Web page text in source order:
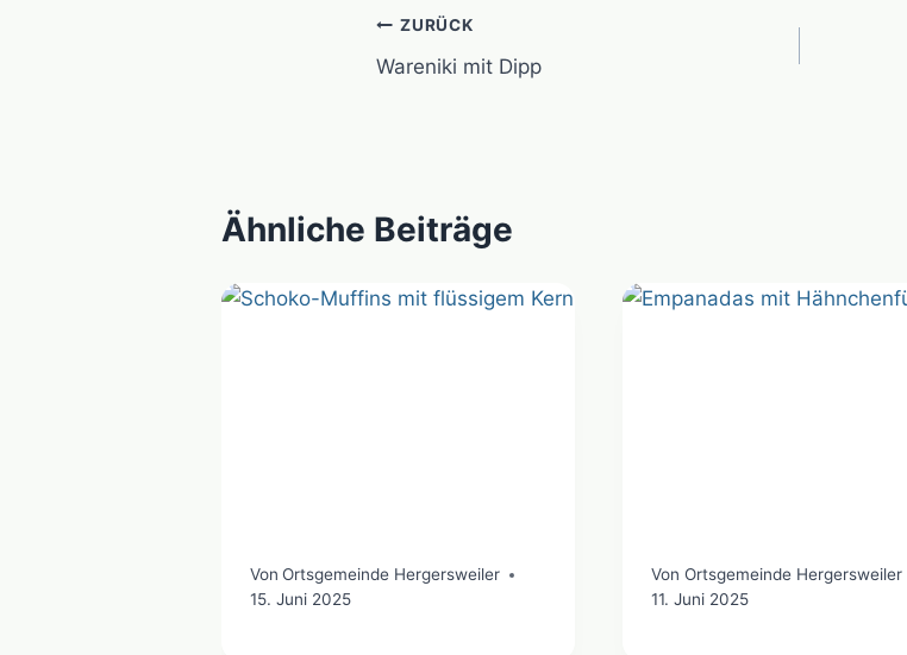
Beitragsnavigation
ZURÜCK
Wareniki mit Dipp
Ähnliche Beiträge
Von Ortsgemeinde Hergersweiler
15. Juni 2025
Von Ortsgemeinde Hergersweiler
11. Juni 2025